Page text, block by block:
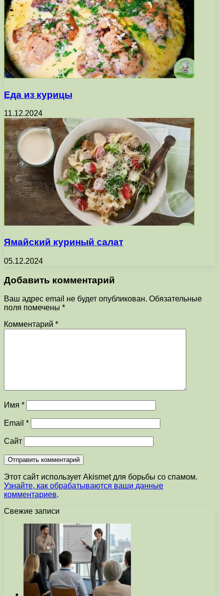
Еда из курицы
11.12.2024
Ямайский куриный салат
05.12.2024
Добавить комментарий
Ваш адрес email не будет опубликован. Обязательные
поля помечены *
Комментарий *
Имя *
Email *
Сайт
Этот сайт использует Akismet для борьбы со спамом.
Узнайте, как обрабатываются ваши данные
комментариев.
Свежие записи